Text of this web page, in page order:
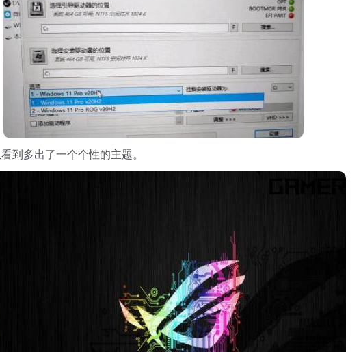
多出了一个个性的主题。